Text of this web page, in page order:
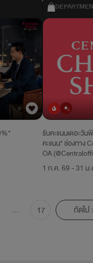
ยอดนิยมมาใหม่
รับคะแนนเดอะวั
คะแนน* ช่องทาง
OA
เซ็นทรัล และ
1 ก.ค. 69 - 31 ม
... 17 ถัดไป